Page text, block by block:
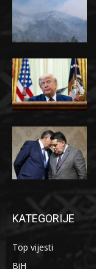
KATEGORIJE
Top vijesti
BiH